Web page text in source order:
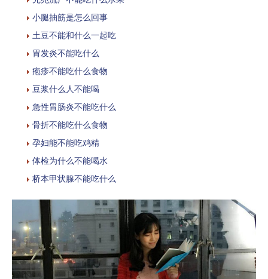
小腿抽筋是怎么回事
土豆不能和什么一起吃
胃发炎不能吃什么
疱疹不能吃什么食物
豆浆什么人不能喝
急性胃肠炎不能吃什么
骨折不能吃什么食物
孕妇能不能吃鸡精
体检为什么不能喝水
桥本甲状腺不能吃什么